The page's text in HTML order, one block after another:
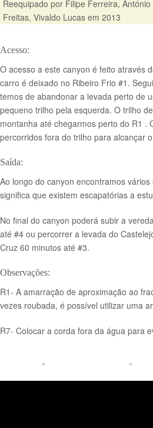
Reequipado por Filipe Ferreira,
Freitas, Vivaldo Lucas em 2013
Acesso:
O acesso a este canyon é feito através
carro é deixado no Ribeiro Frio #1.
temos de abandonar a levada perto de
pequeno trilho pela esquerda. O trilho
montanha até chegarmos perto do R1 .
percorridos fora do trilho para alcançar
Saída:
Ao longo do canyon encontramos
significa que existem escapatórias a
No final do canyon poderá subir a
até #4 ou percorrer a levada do
Cruz 60 minutos até #3.
Observações:
R1- A amarração de aproximação ao
vezes roubada, é possível utilizar uma
R7- Colocar a corda fora da água para